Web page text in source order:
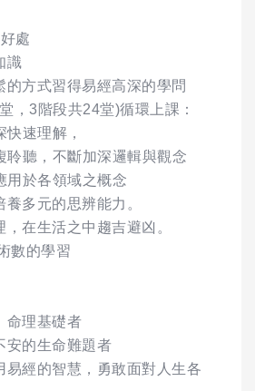
處
識
的方式習得易經高深的學問
，3階段共24堂)循環上課：
速理解，
聆聽，不斷加深邏輯與觀念
用於各領域之概念
多元的思辨能力。
在生活之中趨吉避凶。
數的學習
命理基礎者
安的生命難題者
易經的智慧，勇敢面對人生各